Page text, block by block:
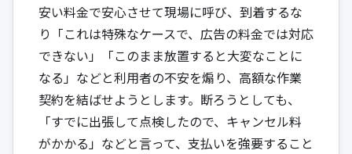
安い料金で安心させて現場に呼び、到着するな
り「これは特殊なケースで、広告の料金では対応
できない」「このまま放置すると大変なことに
なる」などと利用者の不安を煽り、高額な作業
契約を結ばせようとします。断ろうとしても、
「すでに出張して点検したので、キャンセル料
がかかる」などと言って、支払いを強要すること